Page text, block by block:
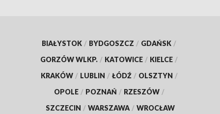
BIAŁYSTOK / BYDGOSZCZ / GDAŃSK /
GORZÓW WLKP. / KATOWICE / KIELCE /
KRAKÓW / LUBLIN / ŁÓDŹ / OLSZTYN /
OPOLE / POZNAŃ / RZESZÓW /
SZCZECIN / WARSZAWA / WROCŁAW